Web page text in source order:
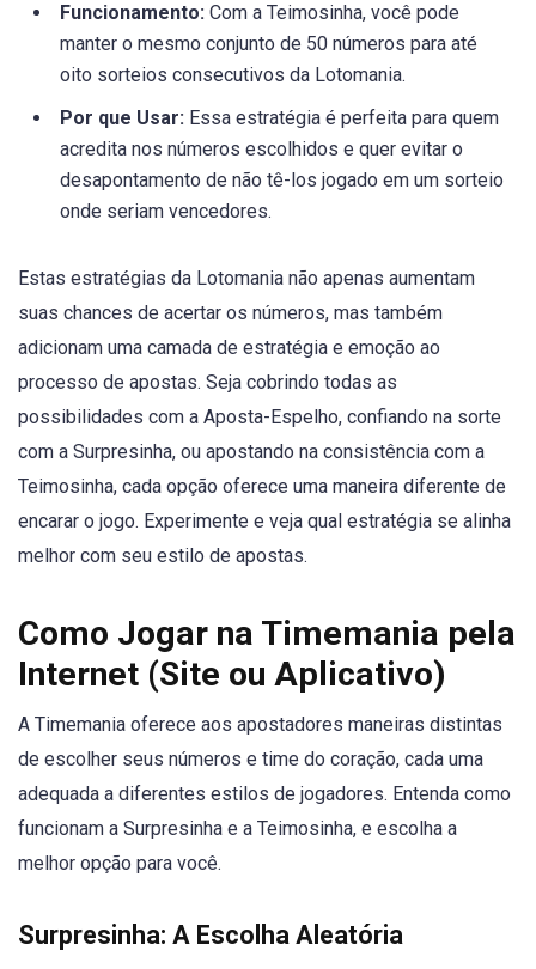
Funcionamento: Com a Teimosinha, você pode
manter o mesmo conjunto de 50 números para até
oito sorteios consecutivos da Lotomania.
Por que Usar: Essa estratégia é perfeita para quem
acredita nos números escolhidos e quer evitar o
desapontamento de não tê-los jogado em um sorteio
onde seriam vencedores.
Estas estratégias da Lotomania não apenas aumentam
suas chances de acertar os números, mas também
adicionam uma camada de estratégia e emoção ao
processo de apostas. Seja cobrindo todas as
possibilidades com a Aposta-Espelho, confiando na sorte
com a Surpresinha, ou apostando na consistência com a
Teimosinha, cada opção oferece uma maneira diferente de
encarar o jogo. Experimente e veja qual estratégia se alinha
melhor com seu estilo de apostas.
Como Jogar na Timemania pela
Internet (Site ou Aplicativo)
A Timemania oferece aos apostadores maneiras distintas
de escolher seus números e time do coração, cada uma
adequada a diferentes estilos de jogadores. Entenda como
funcionam a Surpresinha e a Teimosinha, e escolha a
melhor opção para você.
Surpresinha: A Escolha Aleatória